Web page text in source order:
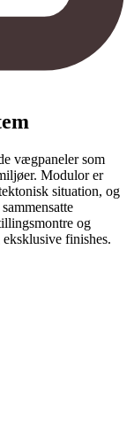
vægpaneler som
Modulor er
situation, og
og
finishes.